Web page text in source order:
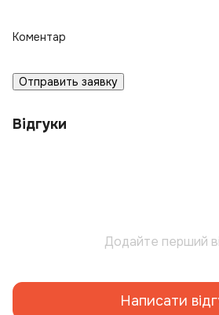
Коментар
Отправить заявку
Відгуки
Додайте перший
Написати